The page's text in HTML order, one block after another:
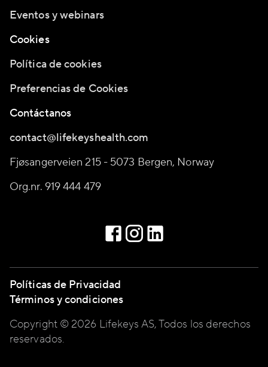
Eventos y webinars
Cookies
Política de cookies
Preferencias de Cookies
Contáctanos
contact@lifekeyshealth.com
Fjøsangerveien 215 - 5073 Bergen, Norway
Org.nr. 919 444 479
Políticas de Privacidad
Términos y condiciones
Copyright © 2026 Lifekeys AS, Todos los derechos
reservados.